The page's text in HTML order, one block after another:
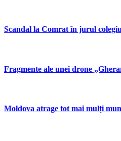
Scandal la Comrat în jurul
Fragmente ale unei drone
Moldova atrage tot mai mulți